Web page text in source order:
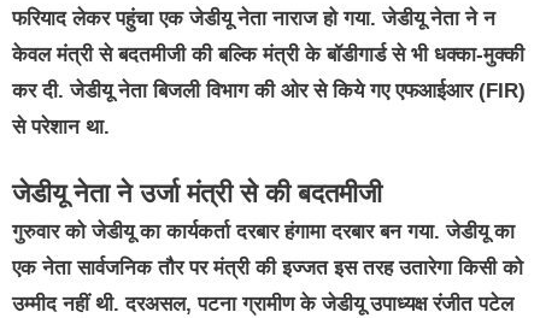
फरियाद लेकर पहुंचा एक जेडीयू नेता नाराज हो गया. जेडीयू नेता ने न
केवल मंत्री से बदतमीजी की बल्कि मंत्री के बॉडीगार्ड से भी धक्का-मुक्की
कर दी. जेडीयू नेता बिजली विभाग की ओर से किये गए एफआईआर (FIR)
से परेशान था.
जेडीयू नेता ने उर्जा मंत्री से की बदतमीजी
गुरुवार को जेडीयू का कार्यकर्ता दरबार हंगामा दरबार बन गया. जेडीयू का
एक नेता सार्वजनिक तौर पर मंत्री की इज्जत इस तरह उतारेगा किसी को
उम्मीद नहीं थी. दरअसल, पटना ग्रामीण के जेडीयू उपाध्यक्ष रंजीत पटेल